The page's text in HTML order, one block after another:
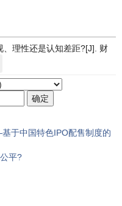
、理性还是认知差距?[J]. 财
于中国特色IPO配售制度的
平?